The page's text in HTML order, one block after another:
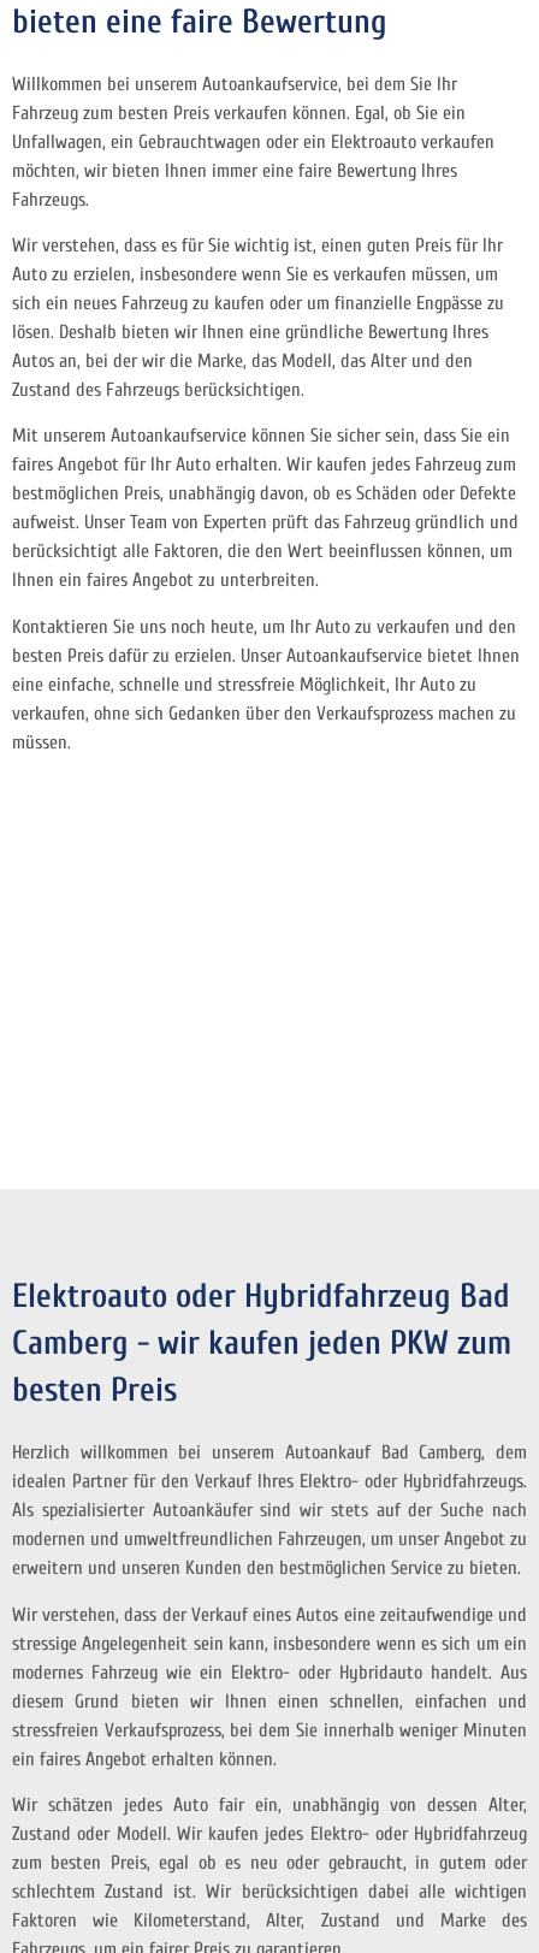
bieten eine faire Bewertung
Willkommen bei unserem Autoankaufservice, bei dem Sie Ihr
Fahrzeug zum besten Preis verkaufen können. Egal, ob Sie ein
Unfallwagen, ein Gebrauchtwagen oder ein Elektroauto verkaufen
möchten, wir bieten Ihnen immer eine faire Bewertung Ihres
Fahrzeugs.
Wir verstehen, dass es für Sie wichtig ist, einen guten Preis für Ihr
Auto zu erzielen, insbesondere wenn Sie es verkaufen müssen, um
sich ein neues Fahrzeug zu kaufen oder um finanzielle Engpässe zu
lösen. Deshalb bieten wir Ihnen eine gründliche Bewertung Ihres
Autos an, bei der wir die Marke, das Modell, das Alter und den
Zustand des Fahrzeugs berücksichtigen.
Mit unserem Autoankaufservice können Sie sicher sein, dass Sie ein
faires Angebot für Ihr Auto erhalten. Wir kaufen jedes Fahrzeug zum
bestmöglichen Preis, unabhängig davon, ob es Schäden oder Defekte
aufweist. Unser Team von Experten prüft das Fahrzeug gründlich und
berücksichtigt alle Faktoren, die den Wert beeinflussen können, um
Ihnen ein faires Angebot zu unterbreiten.
Kontaktieren Sie uns noch heute, um Ihr Auto zu verkaufen und den
besten Preis dafür zu erzielen. Unser Autoankaufservice bietet Ihnen
eine einfache, schnelle und stressfreie Möglichkeit, Ihr Auto zu
verkaufen, ohne sich Gedanken über den Verkaufsprozess machen zu
müssen.
Elektroauto oder Hybridfahrzeug Bad
Camberg - wir kaufen jeden PKW zum
besten Preis
Herzlich willkommen bei unserem Autoankauf Bad Camberg, dem
idealen Partner für den Verkauf Ihres Elektro- oder Hybridfahrzeugs.
Als spezialisierter Autoankäufer sind wir stets auf der Suche nach
modernen und umweltfreundlichen Fahrzeugen, um unser Angebot zu
erweitern und unseren Kunden den bestmöglichen Service zu bieten.
Wir verstehen, dass der Verkauf eines Autos eine zeitaufwendige und
stressige Angelegenheit sein kann, insbesondere wenn es sich um ein
modernes Fahrzeug wie ein Elektro- oder Hybridauto handelt. Aus
diesem Grund bieten wir Ihnen einen schnellen, einfachen und
stressfreien Verkaufsprozess, bei dem Sie innerhalb weniger Minuten
ein faires Angebot erhalten können.
Wir schätzen jedes Auto fair ein, unabhängig von dessen Alter,
Zustand oder Modell. Wir kaufen jedes Elektro- oder Hybridfahrzeug
zum besten Preis, egal ob es neu oder gebraucht, in gutem oder
schlechtem Zustand ist. Wir berücksichtigen dabei alle wichtigen
Faktoren wie Kilometerstand, Alter, Zustand und Marke des